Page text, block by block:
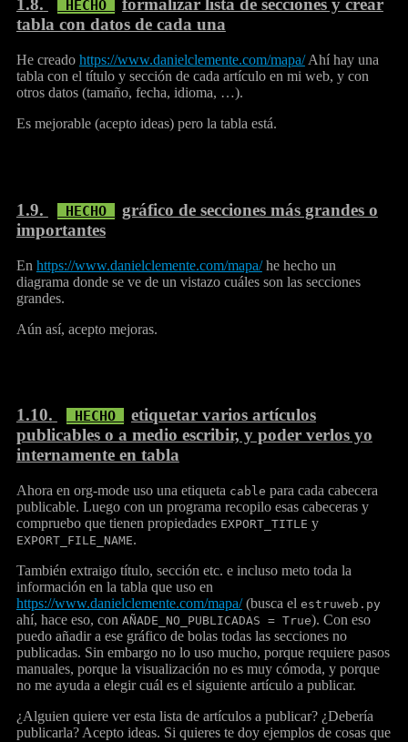
1.8.
formalizar lista de secciones y crear
tabla con datos de cada una
He creado https://www.danielclemente.com/mapa/Ahí hay una
tabla con el título y sección de cada artículo en mi web, y con
otros datos (tamaño, fecha, idioma, …).
Es mejorable (acepto ideas) pero la tabla está.
1.9.
gráfico de secciones más grandes o
importantes
En https://www.danielclemente.com/mapa/he hecho un
diagrama donde se ve de un vistazo cuáles son las secciones
grandes.
Aún así, acepto mejoras.
1.10.
etiquetar varios artículos
publicables o a medio escribir, y poder verlos yo
internamente en tabla
Ahora en org-mode uso una etiqueta cable para cada cabecera
publicable. Luego con un programa recopilo esas cabeceras y
compruebo que tienen propiedades EXPORT_TITLE y
EXPORT_FILE_NAME.
También extraigo título, sección etc. e incluso meto toda la
información en la tabla que uso en
https://www.danielclemente.com/mapa/(busca el estruweb.py
ahí, hace eso, con AÑADE_NO_PUBLICADAS = True). Con eso
puedo añadir a ese gráfico de bolas todas las secciones no
publicadas. Sin embargo no lo uso mucho, porque requiere pasos
manuales, porque la visualización no es muy cómoda, y porque
no me ayuda a elegir cuál es el siguiente artículo a publicar.
¿Alguien quiere ver esta lista de artículos a publicar? ¿Debería
publicarla? Acepto ideas. Si quieres te doy ejemplos de cosas que